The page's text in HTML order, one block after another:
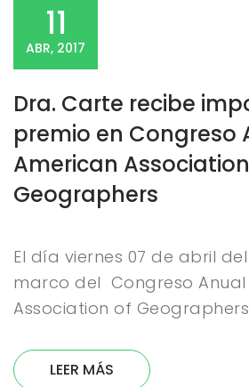
11
ABR, 2017
Dra. Carte recibe
premio en Congreso
American
Geographers
El día viernes 07 de abril del
marco del Congreso
Association of
LEER MÁS